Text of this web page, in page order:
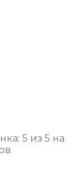
5 из 5 на